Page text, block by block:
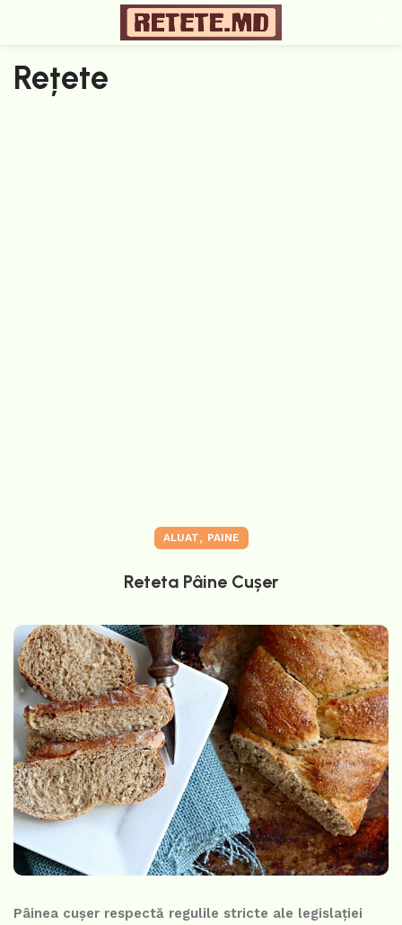
Rețete
ALUAT, PAINE
Reteta Pâine Cușer
Pâinea cușer respectă regulile stricte ale legislației